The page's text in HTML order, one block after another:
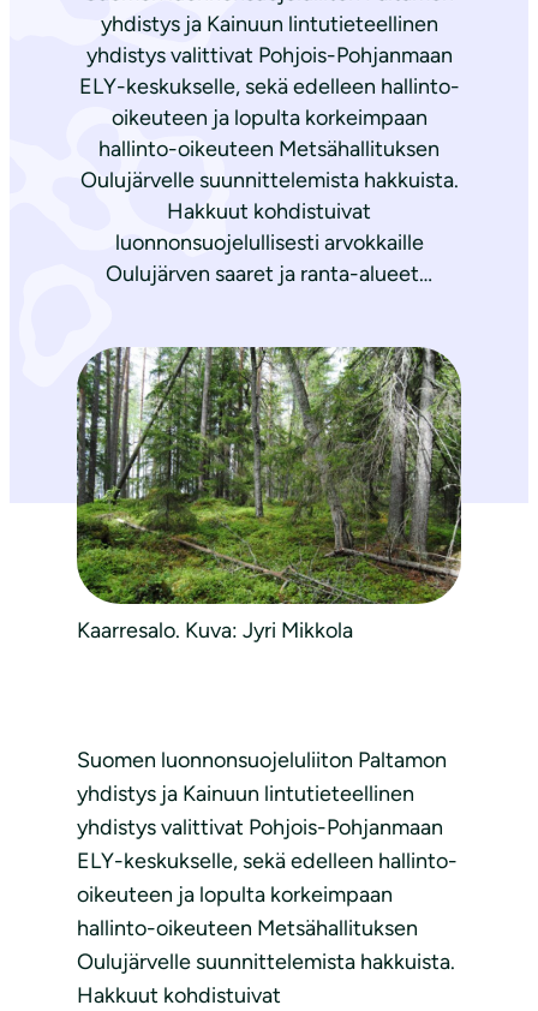
yhdistys ja Kainuun lintutieteellinen
yhdistys valittivat Pohjois-Pohjanmaan
ELY-keskukselle, sekä edelleen hallinto-
oikeuteen ja lopulta korkeimpaan
hallinto-oikeuteen Metsähallituksen
Oulujärvelle suunnittelemista hakkuista.
Hakkuut kohdistuivat
luonnonsuojelullisesti arvokkaille
Oulujärven saaret ja ranta-alueet…
Kaarresalo. Kuva: Jyri Mikkola
Suomen luonnonsuojeluliiton Paltamon
yhdistys ja Kainuun lintutieteellinen
yhdistys valittivat Pohjois-Pohjanmaan
ELY-keskukselle, sekä edelleen hallinto-
oikeuteen ja lopulta korkeimpaan
hallinto-oikeuteen Metsähallituksen
Oulujärvelle suunnittelemista hakkuista.
Hakkuut kohdistuivat